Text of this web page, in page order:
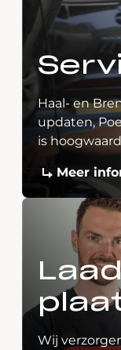
Haal- en
updaten,
is
Meer
Wij